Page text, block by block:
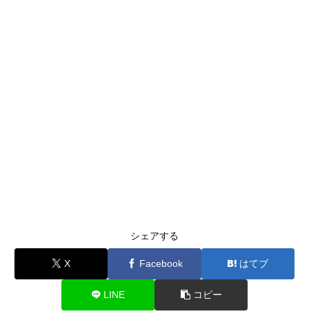
シェアする
X Facebook はてブ
LINE コピー